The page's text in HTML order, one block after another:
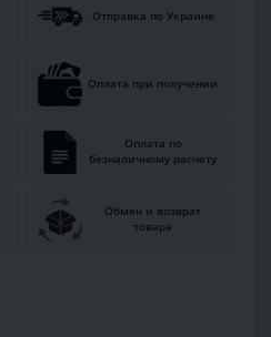
Отправка по Украине
Оплата при получении
Оплата по
безналичному расчету
Обмен и возврат
товара